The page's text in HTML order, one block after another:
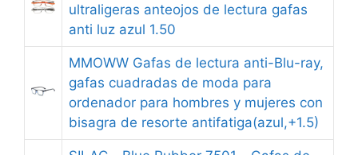
ultraligeras anteojos de lectura gafas
anti luz azul 1.50
MMOWW Gafas de lectura anti-Blu-ray,
gafas cuadradas de moda para
ordenador para hombres y mujeres con
bisagra de resorte antifatiga(azul,+1.5)